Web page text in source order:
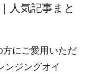
人気記事まと
にご愛用いただ
ンジングオイ